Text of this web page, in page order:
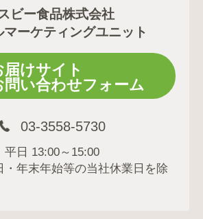
ビー食品株式会社
マーケティングユニット
届けサイト
問い合わせフォーム
03-3558-5730
平日 13:00～15:00
・年末年始等の当社休業日を除